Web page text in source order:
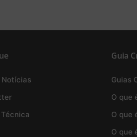
Guia
Guias
O que
O que
O que